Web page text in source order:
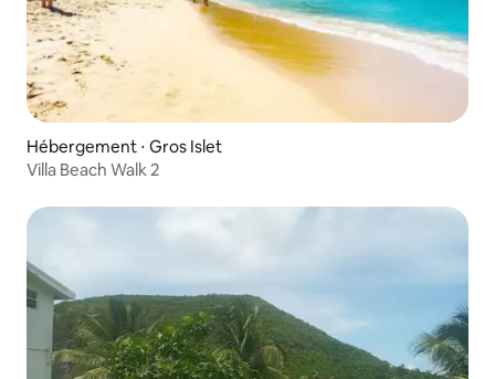
Hébergement ⋅ Gros Islet
Villa Beach Walk 2